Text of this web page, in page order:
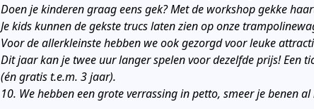
Doen je kinderen graag eens gek? Met de workshop gekke
Je kids kunnen de gekste trucs laten zien op onze
Voor de allerkleinste hebben we ook gezorgd voor leuke
Dit jaar kan je twee uur langer spelen voor dezelfde prijs! Een
(én gratis t.e.m. 3 jaar).
10. We hebben een grote verrassing in petto, smeer je benen